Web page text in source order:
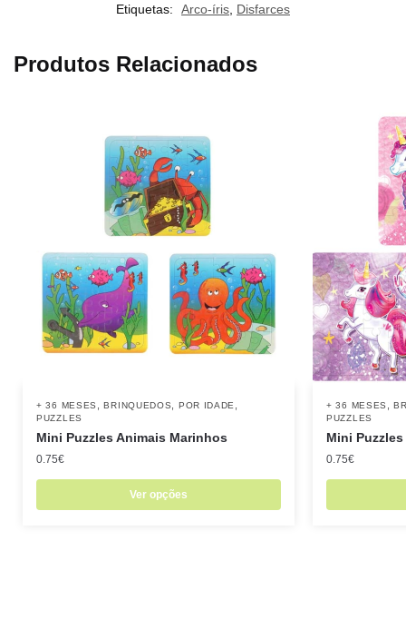
Etiquetas: Arco-íris Disfarces
Produtos Relacionados
+ 36 MESES ,BRINQUEDOS POR IDADE
PUZZLES
Mini Puzzles Animais Marinhos
0.75€
Ver opções
+ 36 MESES ,
PUZZLES
Mini
0.75€